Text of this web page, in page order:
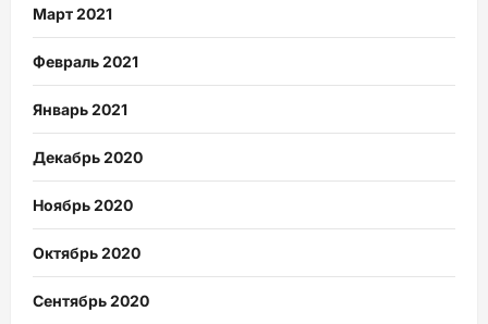
Март 2021
Февраль 2021
Январь 2021
Декабрь 2020
Ноябрь 2020
Октябрь 2020
Сентябрь 2020